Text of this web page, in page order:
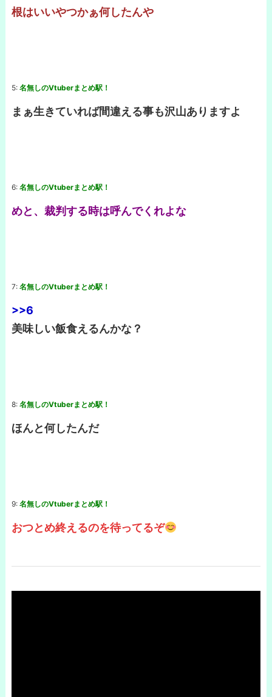
根はいいやつかぁ何したんや
5: 名無しのVtuberまとめ駅！
まぁ生きていれば間違える事も沢山ありますよ
6: 名無しのVtuberまとめ駅！
めと、裁判する時は呼んでくれよな
7: 名無しのVtuberまとめ駅！
>>6
美味しい飯食えるんかな？
8: 名無しのVtuberまとめ駅！
ほんと何したんだ
9: 名無しのVtuberまとめ駅！
おつとめ終えるのを待ってるぞ